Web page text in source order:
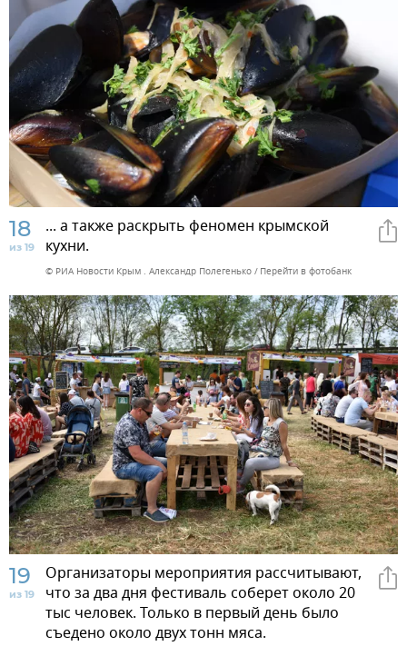
18
из 19
... а также раскрыть феномен крымской
кухни.
© РИА Новости Крым . Александр Полегенько Перейти в фотобанк
19
из 19
Организаторы мероприятия рассчитывают,
что за два дня фестиваль соберет около 20
тыс человек. Только в первый день было
съедено около двух тонн мяса.